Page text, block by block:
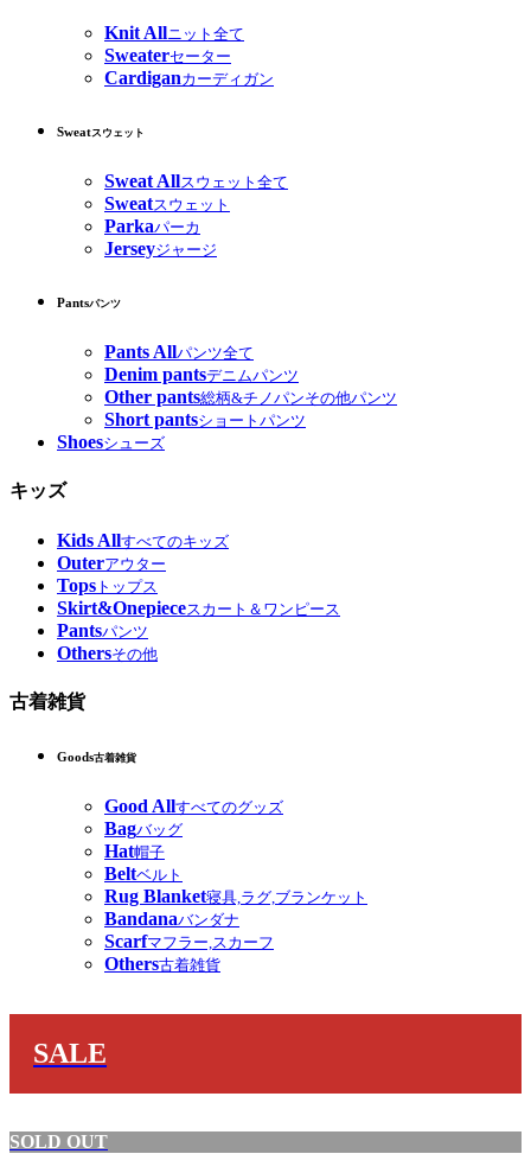
Knit Allニット全て
Sweaterセーター
Cardiganカーディガン
Sweatスウェット
Sweat Allスウェット全て
Sweatスウェット
Parkaパーカ
Jerseyジャージ
Pantsパンツ
Pants Allパンツ全て
Denim pantsデニムパンツ
Other pants総柄&チノパンその他パンツ
Short pantsショートパンツ
Shoesシューズ
キッズ
Kids Allすべてのキッズ
Outerアウター
Tops トップス
Skirt&Onepieceスカート＆ワンピース
Pantsパンツ
Othersその他
古着雑貨
Goods古着雑貨
Good Allすべてのグッズ
Bagバッグ
Hat帽子
Beltベルト
Rug Blanket寝具,ラグ,ブランケット
Bandanaバンダナ
Scarfマフラー,スカーフ
Others古着雑貨
SALE
SOLD OUT